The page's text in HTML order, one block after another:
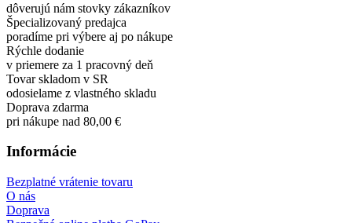
dôverujú nám stovky zákazníkov
Špecializovaný predajca
poradíme pri výbere aj po nákupe
Rýchle dodanie
v priemere za 1 pracovný deň
Tovar skladom v SR
odosielame z vlastného skladu
Doprava zdarma
pri nákupe nad 80,00 €
Informácie
Bezplatné vrátenie tovaru
O nás
Doprava